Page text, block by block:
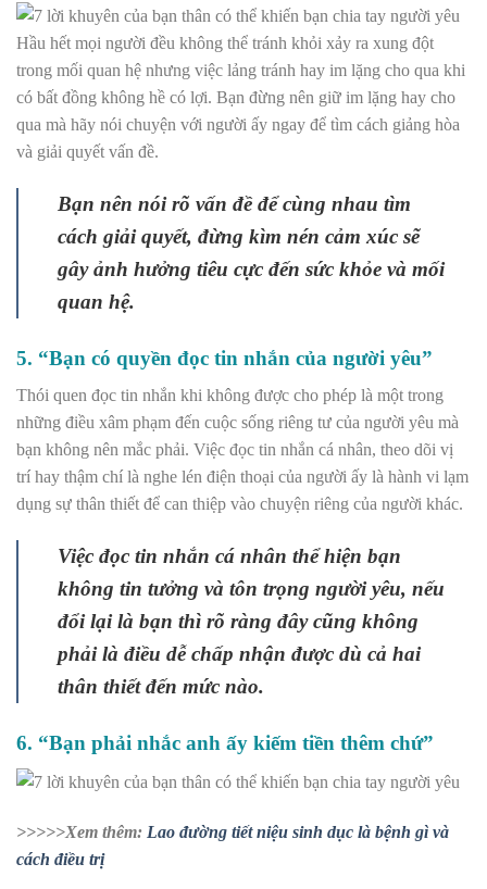
Hầu hết mọi người đều không thể tránh khỏi xảy ra xung đột
trong mối quan hệ nhưng việc lảng tránh hay im lặng cho qua khi
có bất đồng không hề có lợi. Bạn đừng nên giữ im lặng hay cho
qua mà hãy nói chuyện với người ấy ngay để tìm cách giảng hòa
và giải quyết vấn đề.
Bạn nên nói rõ vấn đề để cùng nhau tìm
cách giải quyết, đừng kìm nén cảm xúc sẽ
gây ảnh hưởng tiêu cực đến sức khỏe và mối
quan hệ.
5. “Bạn có quyền đọc tin nhắn của người yêu”
Thói quen đọc tin nhắn khi không được cho phép là một trong
những điều xâm phạm đến cuộc sống riêng tư của người yêu mà
bạn không nên mắc phải. Việc đọc tin nhắn cá nhân, theo dõi vị
trí hay thậm chí là nghe lén điện thoại của người ấy là hành vi lạm
dụng sự thân thiết để can thiệp vào chuyện riêng của người khác.
Việc đọc tin nhắn cá nhân thể hiện bạn
không tin tưởng và tôn trọng người yêu, nếu
đổi lại là bạn thì rõ ràng đây cũng không
phải là điều dễ chấp nhận được dù cả hai
thân thiết đến mức nào.
6. “Bạn phải nhắc anh ấy kiếm tiền thêm chứ”
>>>>>Xem thêm: Lao đường tiết niệu sinh dục là bệnh gì và
cách điều trị